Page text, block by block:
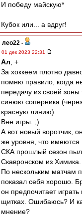
И победу майскую*
Кубок или... а вдруг!
лео22 -
01 дек 2023 22:31
Ал , +
За хоккеем плотно
помню правило, когда
передачу из своей
синюю соперника
красную линию)
Вне игры. ;)
А вот новый воротчик,
же уровня, что имеются
СКА прошлый сезон
Скавронском из Химика.
По нескольким матчам
показал себя хорошо.
он предпочитает играть
щитках. Ошибаюсь? И
мнение?